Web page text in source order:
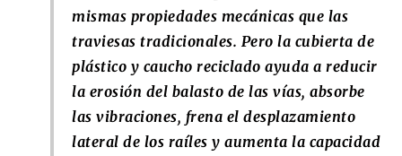
mismas propiedades mecánicas que las
traviesas tradicionales. Pero la cubierta de
plástico y caucho reciclado ayuda a reducir
la erosión del balasto de las vías, absorbe
las vibraciones, frena el desplazamiento
lateral de los raíles y aumenta la capacidad